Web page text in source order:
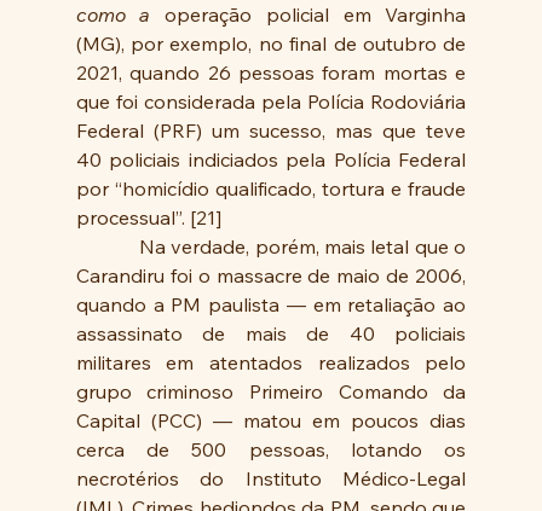
como a operação policial em Varginha
(MG), por exemplo, no final de outubro de
2021, quando 26 pessoas foram mortas e
que foi considerada pela Polícia Rodoviária
Federal (PRF) um sucesso, mas que teve
40 policiais indiciados pela Polícia Federal
por “homicídio qualificado, tortura e fraude
processual”. [21]
Na verdade, porém, mais letal que o
Carandiru foi o massacre de maio de 2006,
quando a PM paulista — em retaliação ao
assassinato de mais de 40 policiais
militares em atentados realizados pelo
grupo criminoso Primeiro Comando da
Capital (PCC) — matou em poucos dias
cerca de 500 pessoas, lotando os
necrotérios do Instituto Médico-Legal